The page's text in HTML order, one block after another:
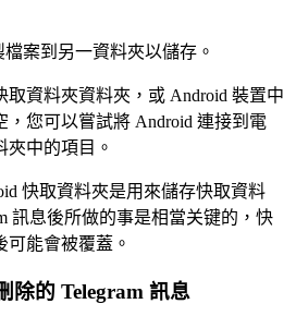
案到另一資料夾以儲存。
取資料夾資料夾，或 Android 裝置中
，您可以嘗試將 Android 連接到電
夾中的項目。
快取資料夾是用來儲存快取資料
訊息後所做的事是相當关键的，快
能會被覆蓋。
除的 Telegram 訊息